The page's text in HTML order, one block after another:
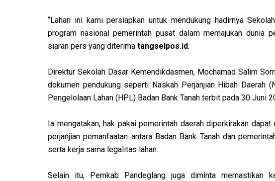
“Lahan ini kami persiapkan untuk mendukung hadirnya
program nasional pemerintah pusat dalam memajukan dunia
siaran pers yang diterima tangselpos.id.
Direktur Sekolah Dasar Kemendikdasmen, Mochamad Salim
dokumen pendukung seperti Naskah Perjanjian Hibah Daerah
Pengelolaan Lahan (HPL) Badan Bank Tanah terbit pada 30 Juni
Ia mengatakan, hak pakai pemerintah daerah diperkirakan
perjanjian pemanfaatan antara Badan Bank Tanah dan
serta kerja sama legalitas lahan.
Selain itu, Pemkab Pandeglang juga diminta memastikan